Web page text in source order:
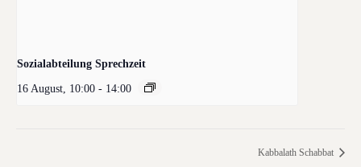
Sozialabteilung Sprechzeit
16 August, 10:00 - 14:00
Kabbalath Schabbat